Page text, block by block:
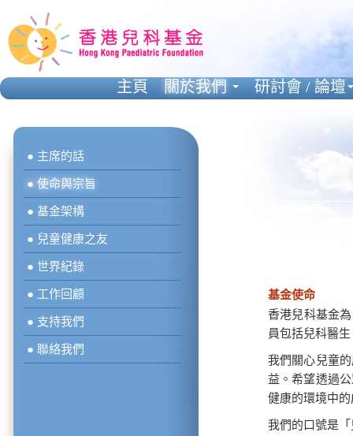
● 主席的話
● 使命與宗旨
● 基金架構
● 兒童健康之友
● 世界紀錄
● 工作回顧
● 支持我們
● 聯絡我們
基金使命
香港兒科基金
員包括兒科醫
我們關心兒童
益。希望透過
健康的環境中
我們的口號是
主頁 關於我們 研討會 / 論壇